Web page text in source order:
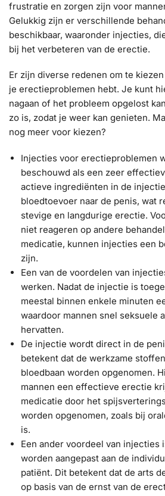
frustratie en zorgen zijn voor
Gelukkig zijn er verschillende
beschikbaar, waaronder injecties,
bij het verbeteren van de erectie.
Er zijn diverse redenen om te
je erectieproblemen hebt. Je kunt
nagaan of het probleem opgelost
zo is, zodat je weer kan genieten.
nog meer voor kiezen?
Injecties voor erectieproblemen
beschouwd als een zeer
actieve ingrediënten in de
bloedtoevoer naar de penis, wat
stevige en langdurige erectie.
niet reageren op andere
medicatie, kunnen injecties een
zijn.
Een van de voordelen van
werken. Nadat de injectie is
meestal binnen enkele minuten
waardoor mannen snel seksuele
hervatten.
De injectie wordt direct in de
betekent dat de werkzame
bloedbaan worden opgenomen.
mannen een effectieve erectie
medicatie door het
worden opgenomen, zoals bij
is.
Een ander voordeel van injecties
worden aangepast aan de
patiënt. Dit betekent dat de arts
op basis van de ernst van de